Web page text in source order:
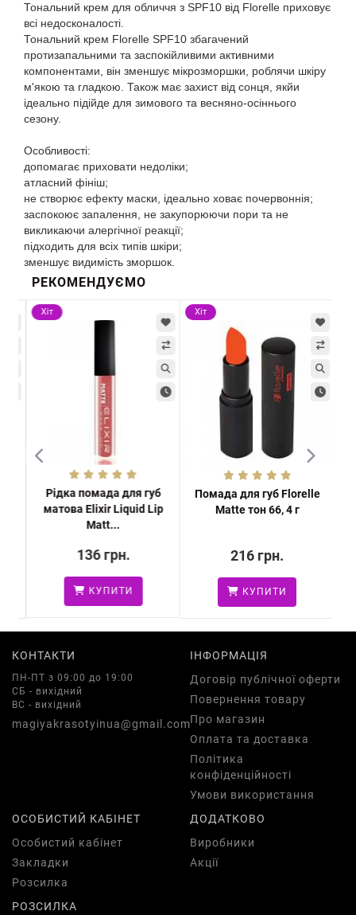
Тональний крем для обличчя з SPF10 від Florelle приховує
всі недосконалості.
Тональний крем Florelle SPF10 збагачений
протизапальними та заспокійливими активними
компонентами, він зменшує мікрозморшки, роблячи шкіру
м'якою та гладкою. Також має захист від сонця, якйи
ідеально підійде для зимового та весняно-осіннього
сезону.
Особливості:
допомагає приховати недоліки;
атласний фініш;
не створює ефекту маски, ідеально ховає почервоннія;
заспокоює запалення, не закупорюючи пори та не
викликаючи алергічної реакції;
підходить для всіх типів шкіри;
зменшує видимість зморшок.
РЕКОМЕНДУЄМО
Хіт
Рідка помада для губ
матова Elixir Liquid Lip
Matt...
136 грн.
КУПИТИ
Хіт
Помада для губ Florelle
Matte тон 66, 4 г
216 грн.
КУПИТИ
КОНТАКТИ
ПН-ПТ з 09:00 до 19:00
СБ - вихідний
ВС - вихідний
magiyakrasotyinua@gmail.com
ІНФОРМАЦІЯ
Договір публічної оферти
Повернення товару
Про магазин
Оплата та доставка
Політика
конфіденційності
Умови використання
ОСОБИСТИЙ КАБІНЕТ
Особистий кабінет
Закладки
Розсилка
ДОДАТКОВО
Виробники
Акції
РОЗСИЛКА